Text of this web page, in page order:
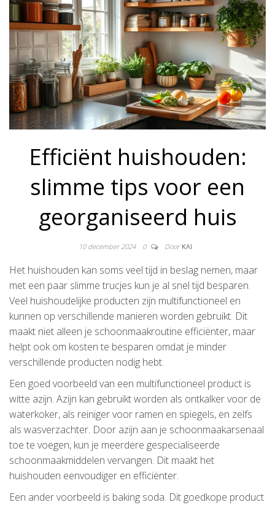
Efficiënt huishouden:
slimme tips voor een
georganiseerd huis
10 december 2024 0 Door KAI
Het huishouden kan soms veel tijd in beslag nemen, maar
met een paar slimme trucjes kun je al snel tijd besparen.
Veel huishoudelijke producten zijn multifunctioneel en
kunnen op verschillende manieren worden gebruikt. Dit
maakt niet alleen je schoonmaakroutine efficiënter, maar
helpt ook om kosten te besparen omdat je minder
verschillende producten nodig hebt.
Een goed voorbeeld van een multifunctioneel product is
witte azijn. Azijn kan gebruikt worden als ontkalker voor de
waterkoker, als reiniger voor ramen en spiegels, en zelfs
als wasverzachter. Door azijn aan je schoonmaakarsenaal
toe te voegen, kun je meerdere gespecialiseerde
schoonmaakmiddelen vervangen. Dit maakt het
huishouden eenvoudiger en efficiënter.
Een ander voorbeeld is baking soda. Dit goedkope product